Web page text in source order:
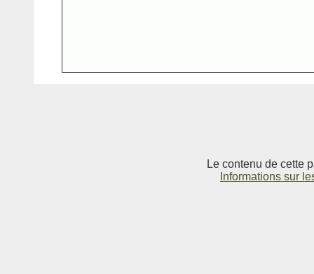
Le contenu de cette
Informations sur